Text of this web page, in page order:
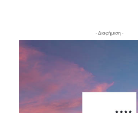
- Διαφήμιση -